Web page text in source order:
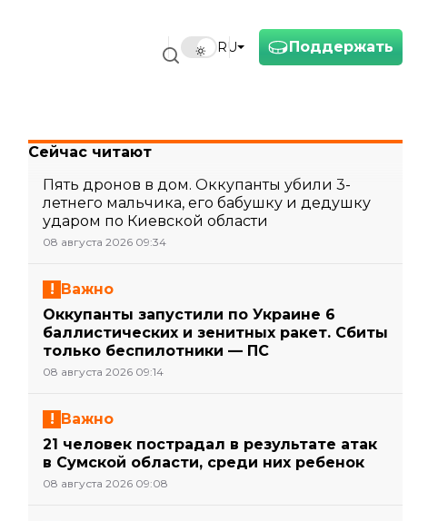
Поддержать
RU
Сейчас читают
Пять дронов в дом. Оккупанты убили 3-
летнего мальчика, его бабушку и дедушку
ударом по Киевской области
08 августа 2026 09:34
Важно
Оккупанты запустили по Украине 6
баллистических и зенитных ракет. Сбиты
только беспилотники — ПС
08 августа 2026 09:14
Важно
21 человек пострадал в результате атак
в Сумской области, среди них ребенок
08 августа 2026 09:08